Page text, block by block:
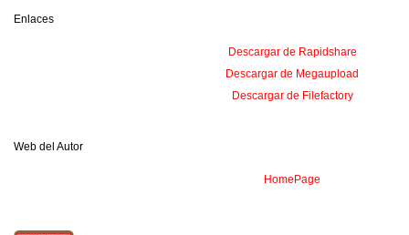
Enlaces
Descargar de Rapidshare
Descargar de Megaupload
Descargar de Filefactory
Web del Autor
HomePage